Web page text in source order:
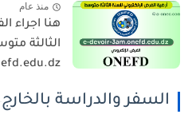
منذ عام
هنا اجراء
السفر والدراسة بالخارج